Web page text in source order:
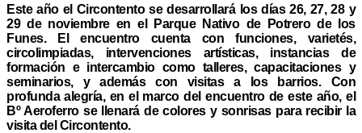
Este año el Circontento se desarrollará los días 26, 27, 28 y
29 de noviembre en el Parque Nativo de Potrero de los
Funes. El encuentro cuenta con funciones, varietés,
circolimpiadas, intervenciones artísticas, instancias de
formación e intercambio como talleres, capacitaciones y
seminarios, y además con visitas a los barrios. Con
profunda alegría, en el marco del encuentro de este año, el
Bº Aeroferro se llenará de colores y sonrisas para recibir la
visita del Circontento.